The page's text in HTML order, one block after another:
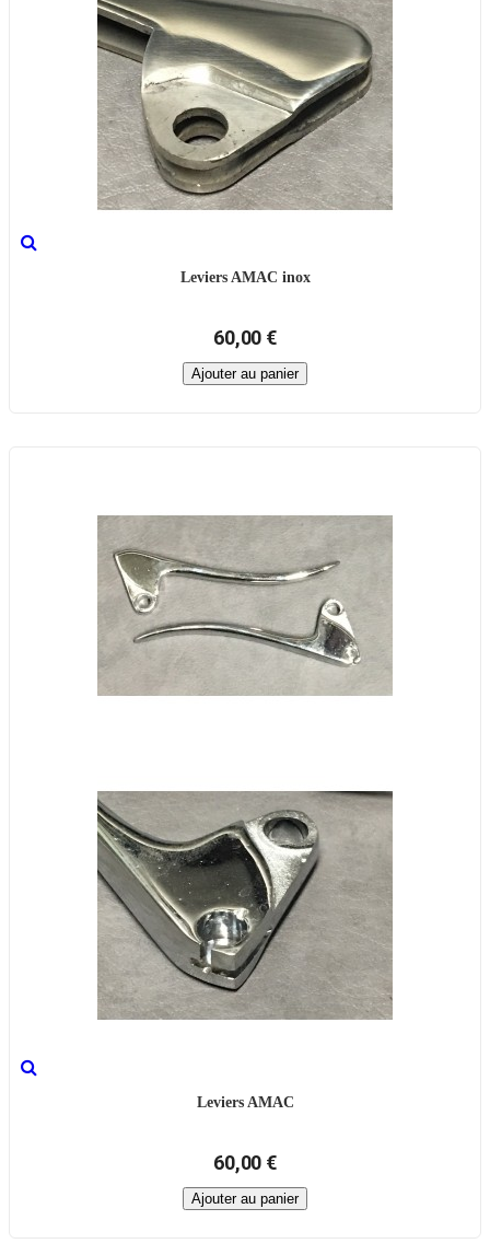
Leviers AMAC inox
60,00 €
Ajouter au panier
Leviers AMAC
60,00 €
Ajouter au panier